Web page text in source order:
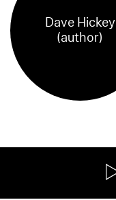
Dave Hickey
(author)